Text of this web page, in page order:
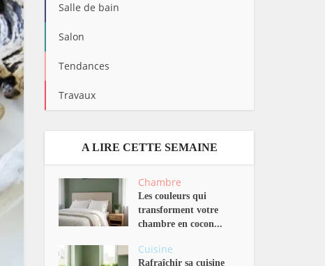
Salle de bain
Salon
Tendances
Travaux
A LIRE CETTE SEMAINE
Chambre
Les couleurs qui
transforment votre
chambre en cocon...
Cuisine
Rafraîchir sa cuisine